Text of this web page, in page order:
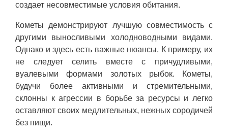
создает несовместимые условия обитания.
Кометы демонстрируют лучшую совместимость с
другими выносливыми холодноводными видами.
Однако и здесь есть важные нюансы. К примеру, их
не следует селить вместе с причудливыми,
вуалевыми формами золотых рыбок. Кометы,
будучи более активными и стремительными,
склонны к агрессии в борьбе за ресурсы и легко
оставляют своих медлительных, нежных сородичей
без пищи.